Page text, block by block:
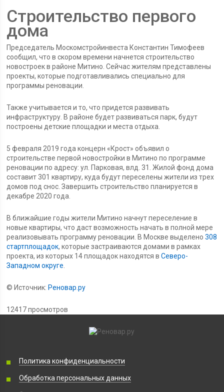
Строительство первого
дома
Председатель Москомстройинвеста Константин Тимофеев
сообщил, что в скором времени начнется строительство
новостроек в районе Митино. Сейчас жителям представлены
проекты, которые подготавливались специально для
программы реновации.
Также учитывается и то, что придется развивать
инфраструктуру. В районе будет развиваться парк, будут
построены детские площадки и места отдыха.
5 февраля 2019 года концерн «Крост» объявил о
строительстве первой новостройки в Митино по программе
реновации по адресу: ул. Парковая, влд. 31. Жилой фонд дома
составит 301 квартиру, куда будут переселены жители из трех
домов под снос. Завершить строительство планируется в
декабре 2020 года.
В ближайшие годы жители Митино начнут переселение в
новые квартиры, что даст возможность начать в полной мере
реализовывать программу реновации. В Москве выделено308
стартплощадок, которые застраиваются домами в рамках
проекта, из которых 14 площадок находятся вСеверо-
Западном округе
© Источник: Реновар.ру
12417 просмотров
Политика конфиденциальности
Обработка персональных данных